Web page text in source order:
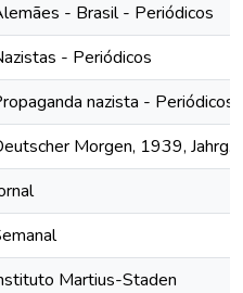
- Brasil - Periódicos
- Periódicos
nazista - Periódicos
Morgen, 1939, Jahrg.
Martius-Staden